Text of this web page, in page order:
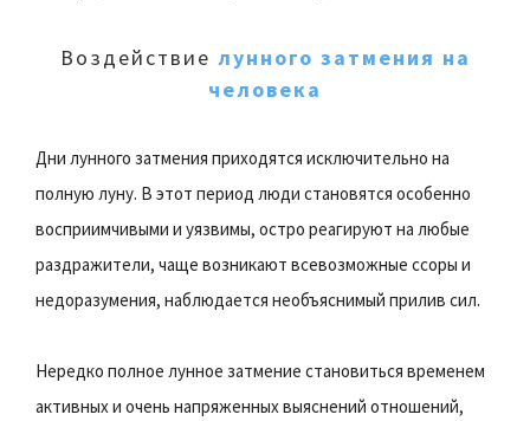
Воздействие лунного затмения на
человека
Дни лунного затмения приходятся исключительно на
полную луну. В этот период люди становятся особенно
восприимчивыми и уязвимы, остро реагируют на любые
раздражители, чаще возникают всевозможные ссоры и
недоразумения, наблюдается необъяснимый прилив сил.
Нередко полное лунное затмение становиться временем
активных и очень напряженных выяснений отношений,